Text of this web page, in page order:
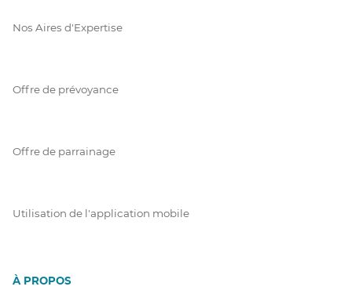
Nos Aires d'Expertise
Offre de prévoyance
Offre de parrainage
Utilisation de l'application mobile
À PROPOS